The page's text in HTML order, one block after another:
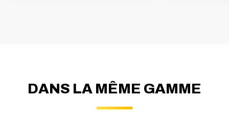
DANS LA MÊME GAMME